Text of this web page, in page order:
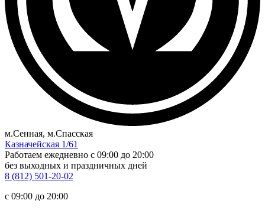
м.Сенная, м.Спасская
Казначейская 1/61
Работаем ежедневно c 09:00 до 20:00
без выходных и праздничных дней
8 (812) 501-20-02
c 09:00 до 20:00